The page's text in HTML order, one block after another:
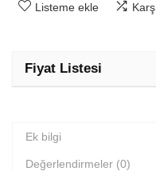
Listeme ekle
Fiyat Listesi
Ek bilgi
Değerlendirmeler (0)